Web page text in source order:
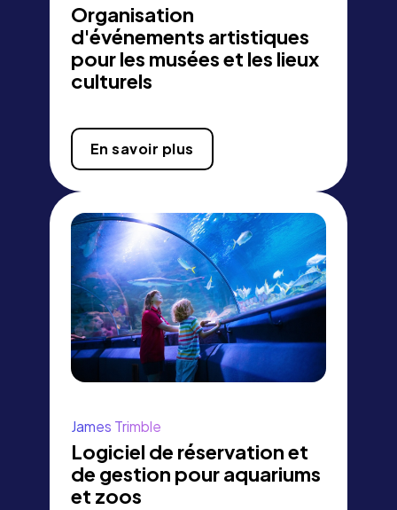
Organisation
d'événements artistiques
pour les musées et les lieux
culturels
En savoir plus
James Trimble
Logiciel de réservation et
de gestion pour aquariums
et zoos